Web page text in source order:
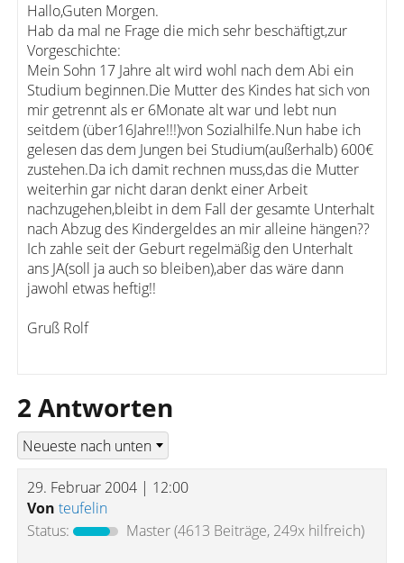
Hallo,Guten Morgen.
Hab da mal ne Frage die mich sehr beschäftigt,zur
Vorgeschichte:
Mein Sohn 17 Jahre alt wird wohl nach dem Abi ein
Studium beginnen.Die Mutter des Kindes hat sich von
mir getrennt als er 6Monate alt war und lebt nun
seitdem (über16Jahre!!!)von Sozialhilfe.Nun habe ich
gelesen das dem Jungen bei Studium(außerhalb) 600€
zustehen.Da ich damit rechnen muss,das die Mutter
weiterhin gar nicht daran denkt einer Arbeit
nachzugehen,bleibt in dem Fall der gesamte Unterhalt
nach Abzug des Kindergeldes an mir alleine hängen??
Ich zahle seit der Geburt regelmäßig den Unterhalt
ans JA(soll ja auch so bleiben),aber das wäre dann
jawohl etwas heftig!!
Gruß Rolf
2 Antworten
29. Februar 2004 | 12:00
Von teufelin
Status:
Master(4613 Beiträge, 249x hilfreich)